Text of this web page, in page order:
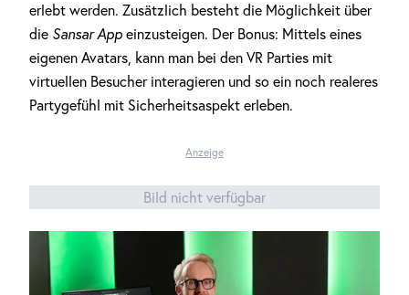
erlebt werden. Zusätzlich besteht die Möglichkeit über
die Sansar App einzusteigen. Der Bonus: Mittels eines
eigenen Avatars, kann man bei den VR Parties mit
virtuellen Besucher interagieren und so ein noch realeres
Partygefühl mit Sicherheitsaspekt erleben.
Anzeige
Bild nicht verfügbar